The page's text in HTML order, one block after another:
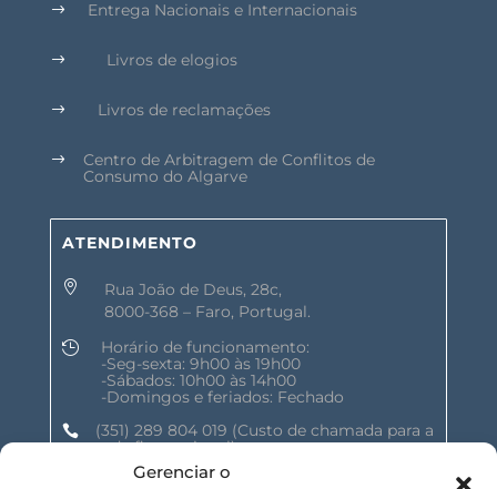
Gerenciar o
$ Entrega Nacionais e Internacionais
$ Livros de elogios
$ Livros de reclamações
$
Centro de Arbitragem de Conflitos de
Consumo do Algarve
ATENDIMENTO

Rua João de Deus, 28c,
8000-368 – Faro, Portugal.

Horário de funcionamento:
-Seg-sexta: 9h00 às 19h00
-Sábados: 10h00 às 14h00
-Domingos e feriados: Fechado
 (351) 289 804 019 (Custo de chamada para a
rede fixa nacional)
geral@shalomnature.com